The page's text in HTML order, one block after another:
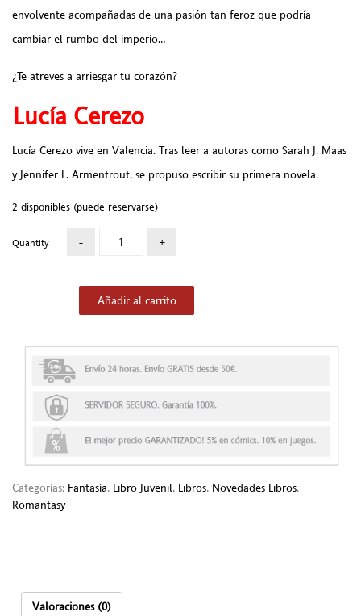
envolvente acompañadas de una pasión tan feroz que podría
cambiar el rumbo del imperio…
¿Te atreves a arriesgar tu corazón?
Lucía Cerezo
Lucía Cerezo vive en Valencia. Tras leer a autoras como Sarah J. Maas
y Jennifer L. Armentrout, se propuso escribir su primera novela.
2 disponibles (puede reservarse)
Quantity
Añadir al carrito
Categorías: Fantasía, Libro Juvenil, Libros, Novedades Libros,
Romantasy
Valoraciones (0)